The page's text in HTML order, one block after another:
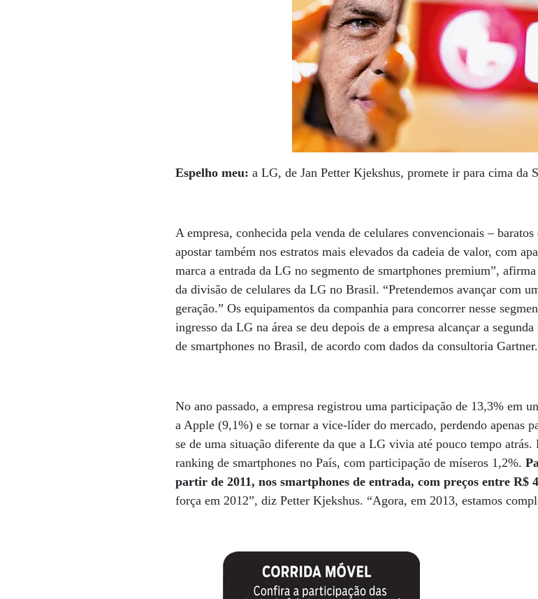
Espelho meu: a LG, de Jan Petter Kjekshus, promete ir para cima da
A empresa, conhecida pela venda de celulares convencionais –
apostar também nos estratos mais elevados da cadeia de valor, com
marca a entrada da LG no segmento de smartphones premium”,
da divisão de celulares da LG no Brasil. “Pretendemos avançar com
geração.” Os equipamentos da companhia para concorrer nesse
ingresso da LG na área se deu depois de a empresa alcançar a
de smartphones no Brasil, de acordo com dados da consultoria Gartner.
No ano passado, a empresa registrou uma participação de 13,3% em
a Apple (9,1%) e se tornar a vice-líder do mercado, perdendo apenas
se de uma situação diferente da que a LG vivia até pouco tempo
ranking de smartphones no País, com participação de míseros 1,2%.
partir de 2011, nos smartphones de entrada, com preços entre R$
força em 2012”, diz Petter Kjekshus. “Agora, em 2013, estamos